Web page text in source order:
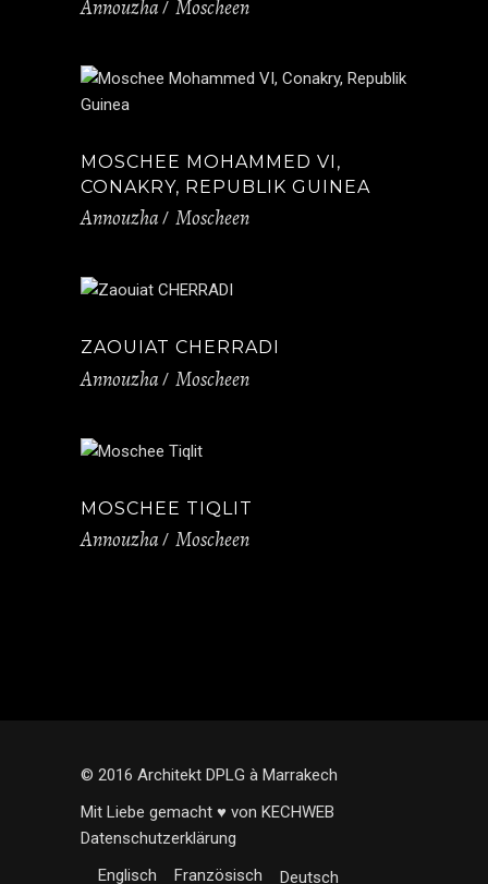
Annouzha Moscheen
MOSCHEE MOHAMMED VI,
CONAKRY, REPUBLIK GUINEA
Annouzha Moscheen
ZAOUIAT CHERRADI
Annouzha Moscheen
MOSCHEE TIQLIT
Annouzha Moscheen
© 2016 Architekt DPLG à Marrakech
Mit Liebe gemacht ♥ von KECHWEB
Datenschutzerklärung
Englisch
Französisch Deutsch